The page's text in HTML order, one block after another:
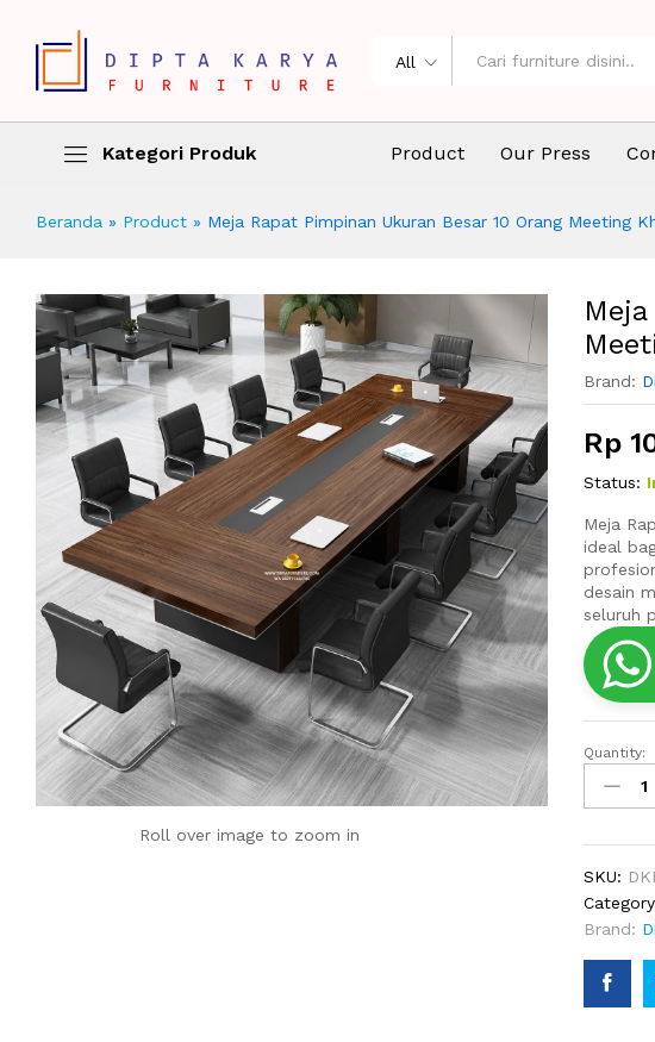
All
Kategori Produk Product Our Press
Beranda » Product » Meja Rapat Pimpinan Ukuran Besar 10 Orang Meeting
Roll over image to zoom in
Brand:
Rp
Status:
Meja
ideal
desain
seluruh
Meja
Rapat
Pimpinan
10
Orang
Meeting
quantity
Quantity:
SKU:
Brand:
Ulasan (0)